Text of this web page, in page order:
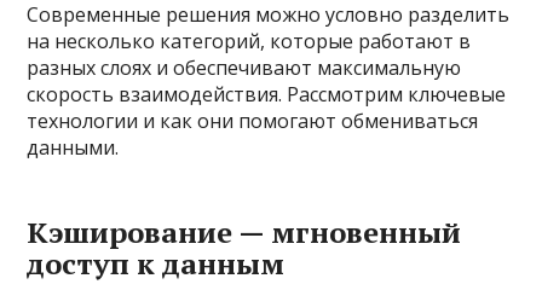
Современные решения можно условно разделить
на несколько категорий, которые работают в
разных слоях и обеспечивают максимальную
скорость взаимодействия. Рассмотрим ключевые
технологии и как они помогают обмениваться
данными.
Кэширование — мгновенный
доступ к данным